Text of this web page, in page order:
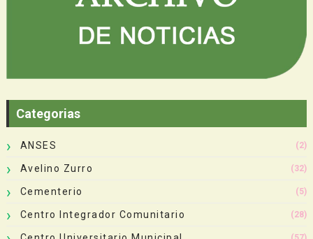
Categorias
ANSES (2)
Avelino Zurro (32)
Cementerio (5)
Centro Integrador Comunitario (28)